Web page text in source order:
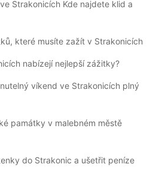
Strakonicích Kde najdete klid a
které musíte zažít v Strakonicích
nabízejí nejlepší zážitky?
víkend ve Strakonicích plný
památky v malebném městě
do Strakonic a ušetřit peníze